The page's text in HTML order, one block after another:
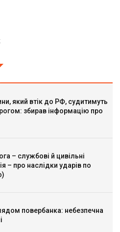
який втік до РФ, судитимуть
збирав інформацію про
– службові й цивільні
– про наслідки ударів по
повербанка: небезпечна